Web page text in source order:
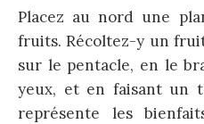
Placez au nord une
fruits. Récoltez-y un
sur le pentacle, en le
yeux, et en faisant un
représente les